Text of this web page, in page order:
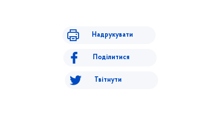
Надрукувати
Поділитися
Твітнути